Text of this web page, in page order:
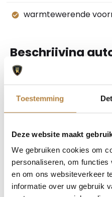
Toestemming
Deze website maakt
We gebruiken cookies om
personaliseren, om
en om ons websiteverkeer
informatie over uw gebruik
warmtewerende
Beschrijving
EU verantwoordelijke:
Postbus 40 4153 ZG
www.jaguar.nl
De auto van uw keuze
bodemprijs. Die vindt u bij
doen meer. We bieden u
aanvullende
altijd, maar kiest u voor